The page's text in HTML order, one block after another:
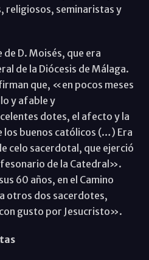
religiosos, seminaristas y
de D. Moisés, que era
de la Diócesis de Málaga.
que, «en pocos meses
y afable y
dotes, el afecto y la
los buenos católicos (…) Era
celo sacerdotal, que ejerció
de la Catedral».
60 años, en el Camino
otros dos sacerdotes,
gusto por Jesucristo».